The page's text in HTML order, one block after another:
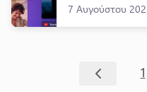
7 Αυγούστου
1